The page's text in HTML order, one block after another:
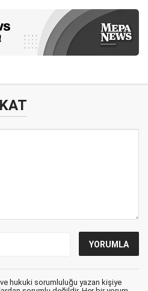
ve hukuki sorumluluğu yazan kişiye